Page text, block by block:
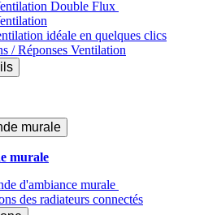
Double Flux
idéale en quelques clics
/ Réponses Ventilation
murale
murale
d'ambiance murale
des radiateurs connectés